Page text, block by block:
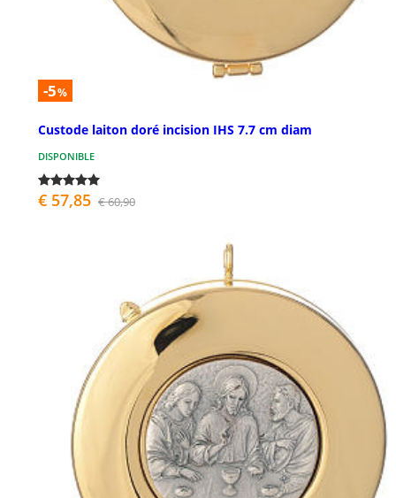
-5%
Custode laiton doré incision IHS 7.7 cm diam
DISPONIBLE
€ 57,85 € 60,90